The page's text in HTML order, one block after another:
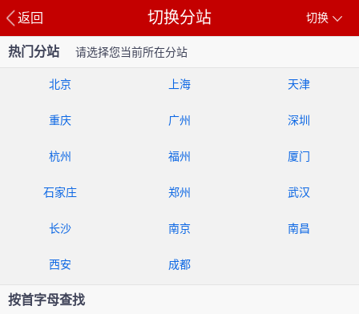
返回 切换
切换分站
热门分站 请选择您当前所在分站
北京 上海 天津
重庆 广州 深圳
杭州 福州 厦门
石家庄 郑州 武汉
长沙 南京 南昌
西安 成都
按首字母查找